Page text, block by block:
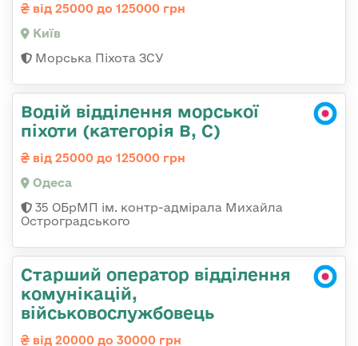
від 25000 до 125000 грн
Київ
Морська Піхота ЗСУ
Водій відділення морської
піхоти (категорія B, C)
від 25000 до 125000 грн
Одеса
35 ОБрМП ім. контр-адмірала Михайла
Остроградського
Старший оператор відділення
комунікацій,
військовослужбовець
від 20000 до 30000 грн